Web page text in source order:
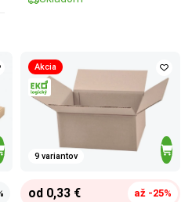
Akcia
9 variantov
od 0,33 € až -25%